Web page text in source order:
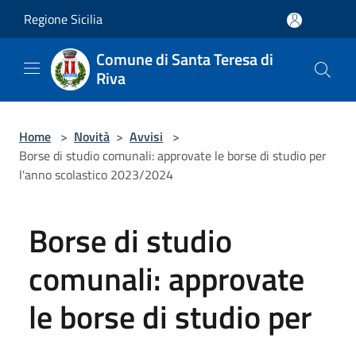
Regione Sicilia
Comune di Santa Teresa di
Riva
Home > Novità > Avvisi >
Borse di studio comunali: approvate le borse di studio per
l'anno scolastico 2023/2024
Borse di studio
comunali: approvate
le borse di studio per